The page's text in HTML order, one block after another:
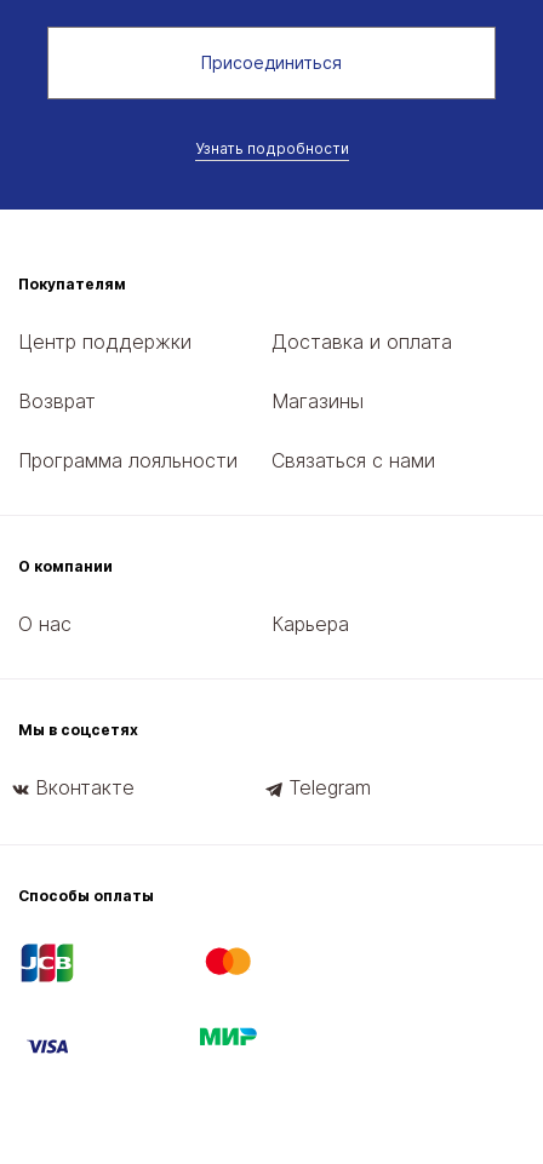
Присоединиться
Узнать подробности
Покупателям
Центр поддержки Доставка и оплата
Возврат Магазины
Программа лояльности Связаться с нами
О компании
О нас Карьера
Мы в соцсетях
Вконтакте Telegram
Способы оплаты